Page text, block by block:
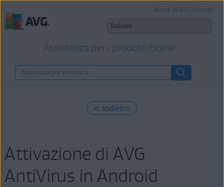
Assistenza per i prodotti Home
Accedi ad AVG Account
< Indietro
Attivazione di AVG
AntiVirus in Android